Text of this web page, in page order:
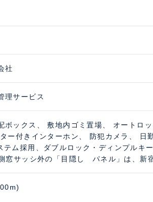
社
理サービス
ボックス、 敷地内ゴミ置場、 オートロ
ー付きインターホン、 防犯カメラ、
テム採用、ダブルロック・ディンプルキ
窓サッシ外の「目隠し パネル」は、新